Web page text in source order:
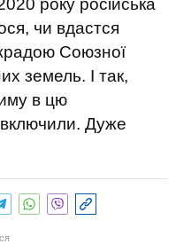
року російська
чи вдастся
Союзної
земель. І так,
в цю
включили. Дуже